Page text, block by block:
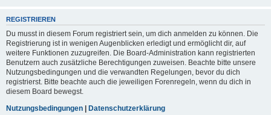
REGISTRIEREN
Du musst in diesem Forum registriert sein, um dich anmelden zu können. Die
Registrierung ist in wenigen Augenblicken erledigt und ermöglicht dir, auf
weitere Funktionen zuzugreifen. Die Board-Administration kann registrierten
Benutzern auch zusätzliche Berechtigungen zuweisen. Beachte bitte unsere
Nutzungsbedingungen und die verwandten Regelungen, bevor du dich
registrierst. Bitte beachte auch die jeweiligen Forenregeln, wenn du dich in
diesem Board bewegst.
Nutzungsbedingungen | Datenschutzerklärung